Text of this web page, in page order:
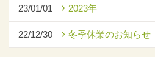
23/01/01 2023年
22/12/30 冬季休業のお知らせ